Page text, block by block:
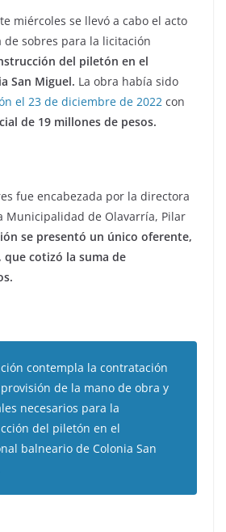
miércoles se llevó a cabo el acto
sobres para la licitación
del piletón en el
San Miguel. La obra había sido
el 23 de diciembre de 2022 con
de 19 millones de pesos.
fue encabezada por la directora
Municipalidad de Olavarría, Pilar
se presentó un único oferente,
que cotizó la suma de
contempla la contratación
de la mano de obra y
necesarios para la
del piletón en el
balneario de Colonia San